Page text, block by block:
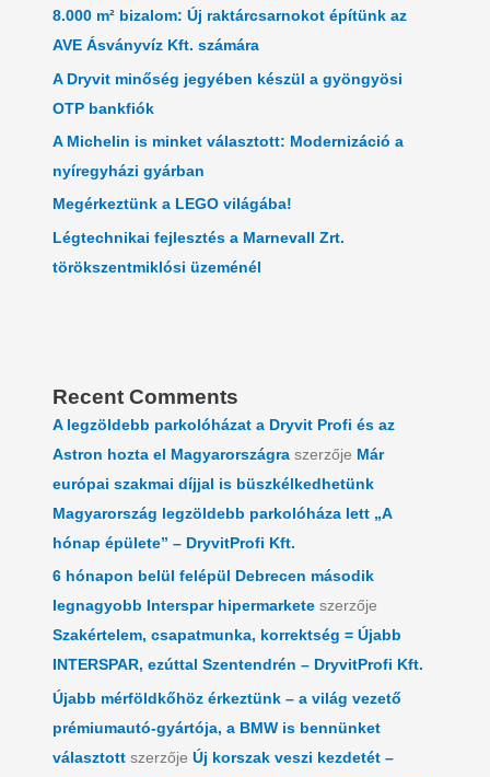
8.000 m² bizalom: Új raktárcsarnokot építünk az
AVE Ásványvíz Kft. számára
A Dryvit minőség jegyében készül a gyöngyösi
OTP bankfiók
A Michelin is minket választott: Modernizáció a
nyíregyházi gyárban
Megérkeztünk a LEGO világába!
Légtechnikai fejlesztés a Marnevall Zrt.
törökszentmiklósi üzeménél
Recent Comments
A legzöldebb parkolóházat a Dryvit Profi és az
Astron hozta el Magyarországra szerzője Már
európai szakmai díjjal is büszkélkedhetünk
Magyarország legzöldebb parkolóháza lett „A
hónap épülete” – DryvitProfi Kft.
6 hónapon belül felépül Debrecen második
legnagyobb Interspar hipermarkete szerzője
Szakértelem, csapatmunka, korrektség = Újabb
INTERSPAR, ezúttal Szentendrén – DryvitProfi Kft.
Újabb mérföldkőhöz érkeztünk – a világ vezető
prémiumautó-gyártója, a BMW is bennünket
választott szerzőjeÚj korszak veszi kezdetét –